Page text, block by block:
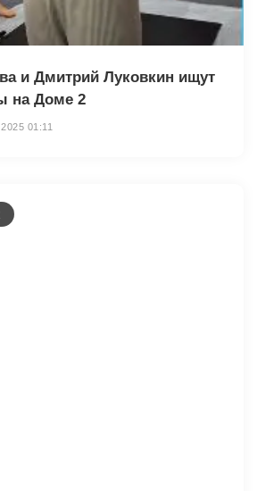
и Дмитрий Луковкин ищут
на Доме 2
01:11